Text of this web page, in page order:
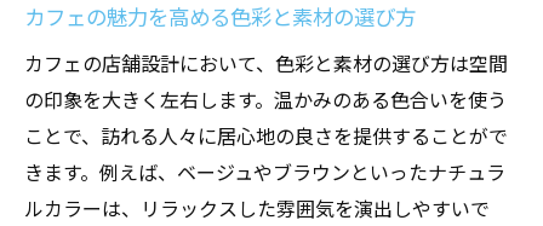
カフェの魅力を高める色彩と素材の選び方
カフェの店舗設計において、色彩と素材の選び方は空間
の印象を大きく左右します。温かみのある色合いを使う
ことで、訪れる人々に居心地の良さを提供することがで
きます。例えば、ベージュやブラウンといったナチュラ
ルカラーは、リラックスした雰囲気を演出しやすいで